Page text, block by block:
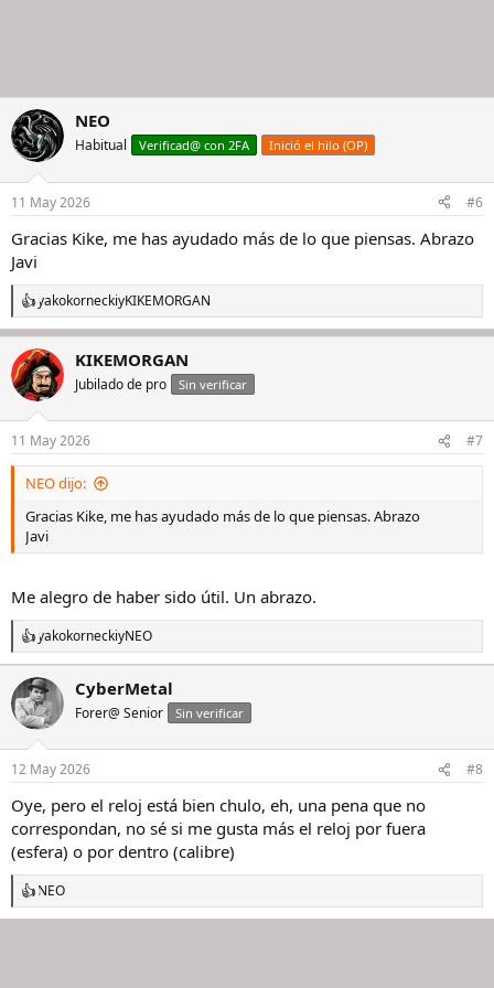
NEO
Habitual Verificad@ con 2FA Inició el hilo (OP)
11 May 2026 #6
Gracias Kike, me has ayudado más de lo que piensas. Abrazo
Javi
R
e
a
c
c
i
e
s
yakokorneckiyKIKEMORGAN
KIKEMORGAN
Jubilado de pro Sin verificar
11 May 2026 #7
NEO dijo:
Gracias Kike, me has ayudado más de lo que piensas. Abrazo
Javi
Me alegro de haber sido útil. Un abrazo.
R
e
a
c
c
i
o
n
e
s
yakokorneckiyNEO
CyberMetal
Forer@ Senior Sin verificar
12 May 2026 #8
Oye, pero el reloj está bien chulo, eh, una pena que no
correspondan, no sé si me gusta más el reloj por fuera
(esfera) o por dentro (calibre)
R
e
NEO